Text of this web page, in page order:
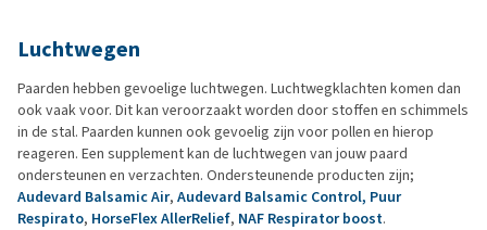
Luchtwegen
Paarden hebben gevoelige luchtwegen. Luchtwegklachten komen dan
ook vaak voor. Dit kan veroorzaakt worden door stoffen en schimmels
in de stal. Paarden kunnen ook gevoelig zijn voor pollen en hierop
reageren. Een supplement kan de luchtwegen van jouw paard
ondersteunen en verzachten. Ondersteunende producten zijn;
Audevard Balsamic Air, Audevard Balsamic Control, Puur
Respirato, HorseFlex AllerRelief, NAF Respirator boost.